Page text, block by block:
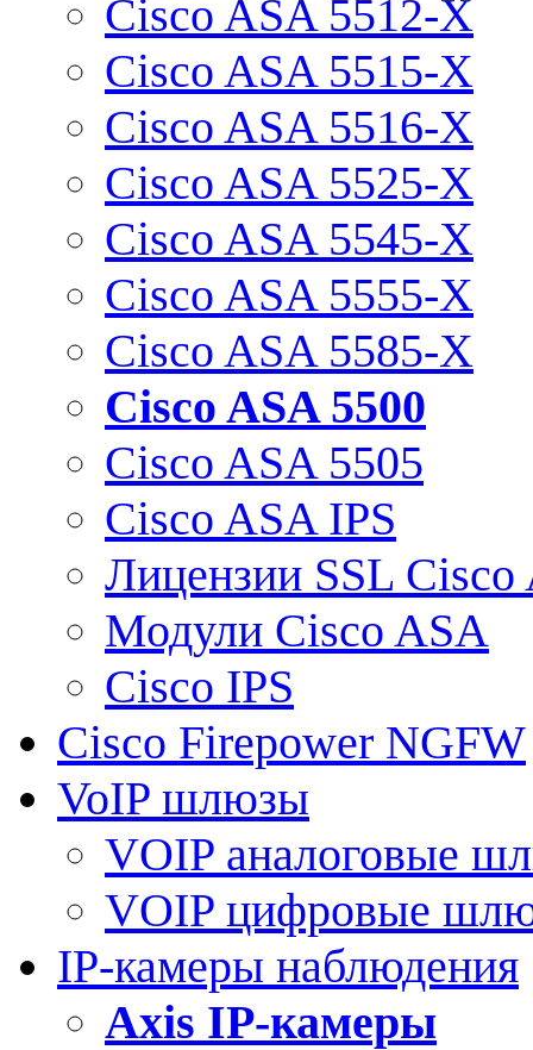
Cisco ASA 5512-X
Cisco ASA 5515-X
Cisco ASA 5516-X
Cisco ASA 5525-X
Cisco ASA 5545-X
Cisco ASA 5555-X
Cisco ASA 5585-X
Cisco ASA 5500
Cisco ASA 5505
Cisco ASA IPS
Лицензии SSL Cisco
Модули Cisco ASA
Cisco IPS
Cisco Firepower NGFW
VoIP шлюзы
VOIP аналоговые
VOIP цифровые
IP-камеры наблюдения
Axis IP-камеры